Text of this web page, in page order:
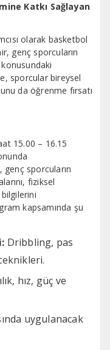
Katkı Sağlayan
olarak basketbol
genç sporcuların
sporcular bireysel
da öğrenme fırsatı
15.00 – 16.15
sporcuların
fiziksel
bilgilerini
kapsamında şu
Dribbling, pas
hız, güç ve
uygulanacak